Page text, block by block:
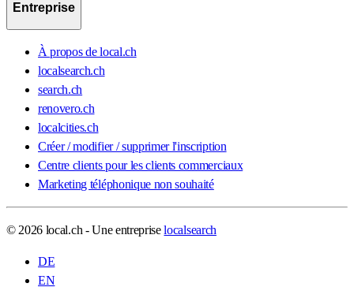
Entreprise
À propos de local.ch
localsearch.ch
search.ch
renovero.ch
localcities.ch
Créer / modifier / supprimer l'inscription
Centre clients pour les clients commerciaux
Marketing téléphonique non souhaité
© 2026 local.ch - Une entrepriselocalsearch
DE
EN